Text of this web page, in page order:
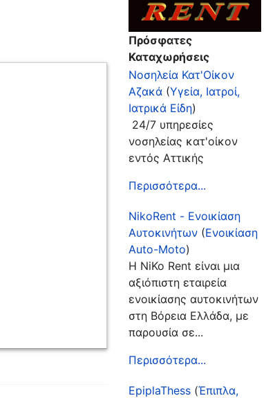
Πρόσφατες
Καταχωρήσεις
Νοσηλεία Κατ'Οίκον
Αζακά (Υγεία, Ιατροί,
Ιατρικά Είδη)
24/7 υπηρεσίες
νοσηλείας κατ'οίκον
εντός Αττικής
Περισσότερα...
NikoRent - Ενοικίαση
Αυτοκινήτων (Ενοικίαση
Auto-Moto)
Η NiKo Rent είναι μια
αξιόπιστη εταιρεία
ενοικίασης αυτοκινήτων
στη Βόρεια Ελλάδα, με
παρουσία σε...
Περισσότερα...
EpiplaThess (Έπιπλα,